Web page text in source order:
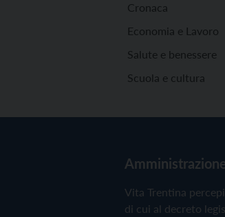
Cronaca
Economia e Lavoro
Salute e benessere
Scuola e cultura
Vita Trentina
di cui al decreto